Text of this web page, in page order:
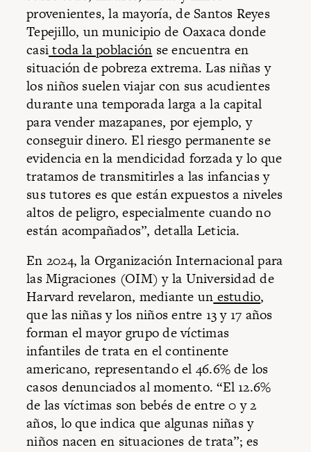
provenientes, la mayoría, de Santos Reyes
Tepejillo, un municipio de Oaxaca donde
casitoda la población se encuentra en
situación de pobreza extrema. Las niñas y
los niños suelen viajar con sus acudientes
durante una temporada larga a la capital
para vender mazapanes, por ejemplo, y
conseguir dinero. El riesgo permanente se
evidencia en la mendicidad forzada y lo que
tratamos de transmitirles a las infancias y
sus tutores es que están expuestos a niveles
altos de peligro, especialmente cuando no
están acompañados”, detalla Leticia.
En 2024, la Organización Internacional para
las Migraciones (OIM) y la Universidad de
Harvard revelaron, mediante un estudio,
que las niñas y los niños entre 13 y 17 años
forman el mayor grupo de víctimas
infantiles de trata en el continente
americano, representando el 46.6% de los
casos denunciados al momento. “El 12.6%
de las víctimas son bebés de entre 0 y 2
años, lo que indica que algunas niñas y
niños nacen en situaciones de trata”; es